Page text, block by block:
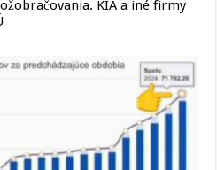
KIA a iné firmy